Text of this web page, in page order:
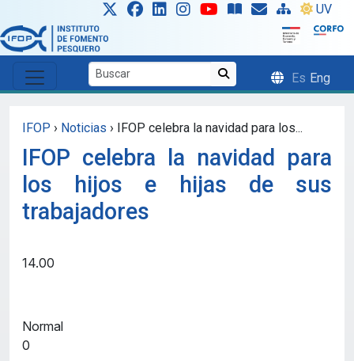
Skip to main content UV
Es Eng
IFOP › Noticias › IFOP celebra la navidad para los...
IFOP celebra la navidad para
los hijos e hijas de sus
trabajadores
14.00
Normal
0